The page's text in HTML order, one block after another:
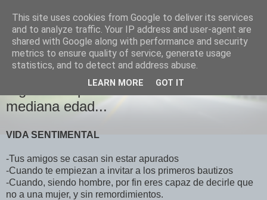
El Otro Lao
Signos de que estamos entrando en la
mediana edad...
VIDA SENTIMENTAL
-Tus amigos se casan sin estar apurados
-Cuando te empiezan a invitar a los primeros bautizos
-Cuando, siendo hombre, por fin eres capaz de decirle que
no a una mujer, y sin remordimientos.
This site uses cookies from Google to deliver its services
and to analyze traffic. Your IP address and user-agent are
shared with Google along with performance and security
metrics to ensure quality of service, generate usage
statistics, and to detect and address abuse.
LEARN MORE GOT IT